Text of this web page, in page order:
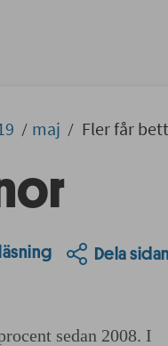
maj Fler får
Dela sidan
sedan 2008. I